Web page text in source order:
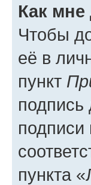
Как
Чтобы
её в
пункт
подпись
пункта